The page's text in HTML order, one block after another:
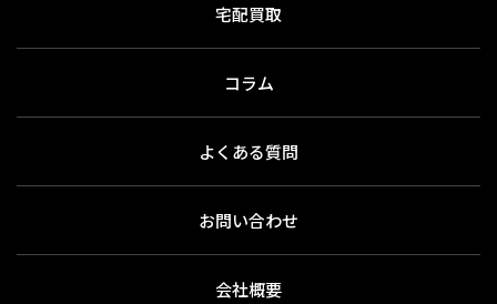
宅配買取
コラム
よくある質問
お問い合わせ
会社概要